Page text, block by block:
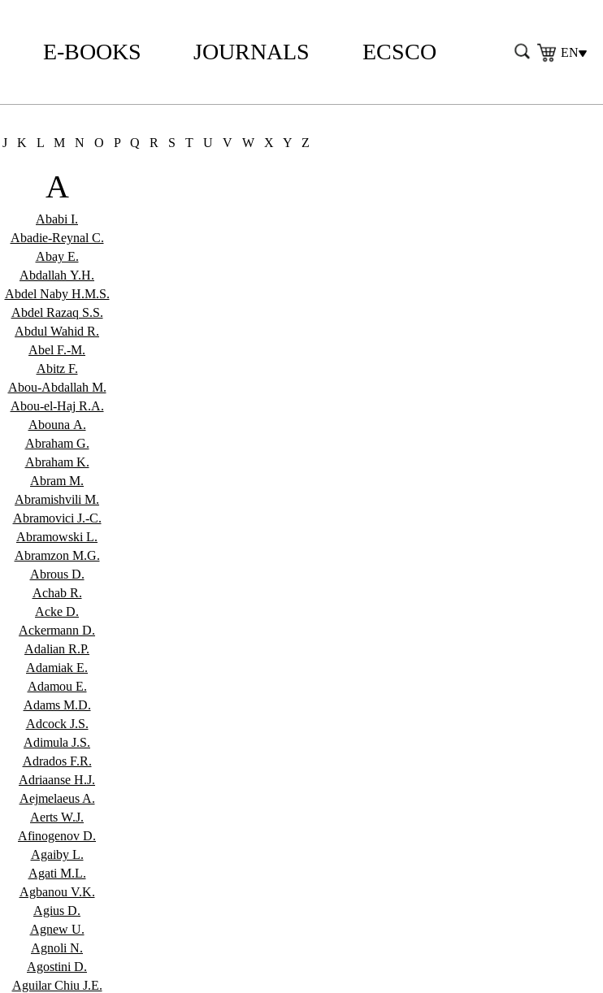
E-BOOKS JOURNALS ECSCO EN
J K L M N O P Q R S T U V W X Y Z
A
Ababi I.
Abadie-Reynal C.
Abay E.
Abdallah Y.H.
Abdel Naby H.M.S.
Abdel Razaq S.S.
Abdul Wahid R.
Abel F.-M.
Abitz F.
Abou-Abdallah M.
Abou-el-Haj R.A.
Abouna A.
Abraham G.
Abraham K.
Abram M.
Abramishvili M.
Abramovici J.-C.
Abramowski L.
Abramzon M.G.
Abrous D.
Achab R.
Acke D.
Ackermann D.
Adalian R.P.
Adamiak E.
Adamou E.
Adams M.D.
Adcock J.S.
Adimula J.S.
Adrados F.R.
Adriaanse H.J.
Aejmelaeus A.
Aerts W.J.
Afinogenov D.
Agaiby L.
Agati M.L.
Agbanou V.K.
Agius D.
Agnew U.
Agnoli N.
Agostini D.
Aguilar Chiu J.E.